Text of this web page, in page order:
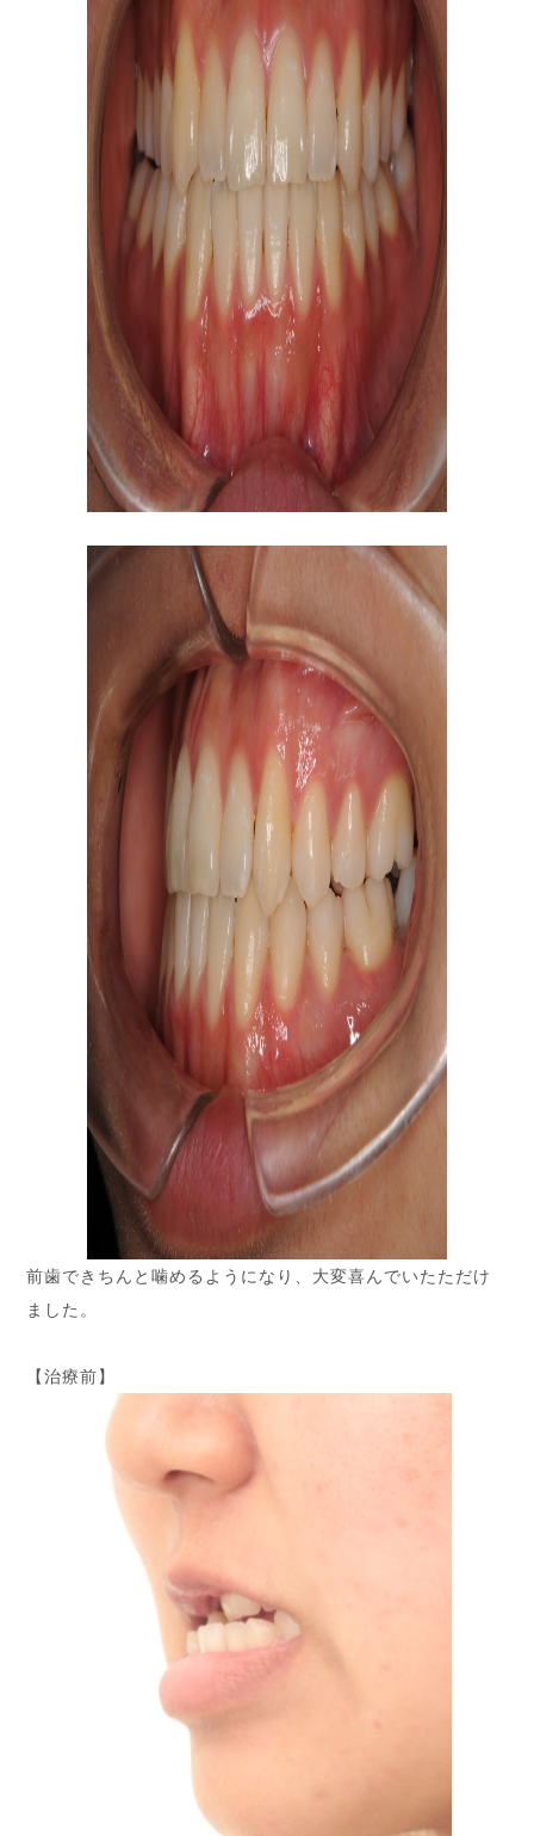
前歯できちんと噛めるようになり、大変喜んでいたただけ
ました。
【治療前】